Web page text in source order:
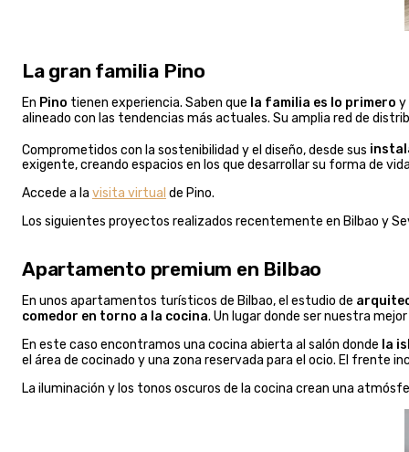
La gran familia Pino
En Pino tienen experiencia. Saben que la familia es lo primero y
alineado con las tendencias más actuales. Su amplia red de
Comprometidos con la sostenibilidad y el diseño, desde sus
exigente, creando espacios en los que desarrollar su forma de
Accede a la visita virtual de Pino.
Los siguientes proyectos realizados recentemente en Bilbao y
Apartamento premium en Bilbao
En unos apartamentos turísticos de Bilbao, el estudio de
comedor en torno a la cocina. Un lugar donde ser nuestra
En este caso encontramos una cocina abierta al salón donde la
el área de cocinado y una zona reservada para el ocio. El frente
La iluminación y los tonos oscuros de la cocina crean una